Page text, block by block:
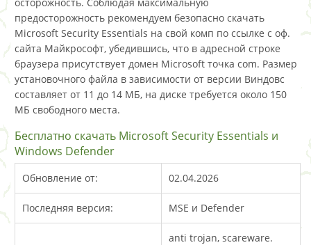
предосторожность рекомендуем безопасно скачать
Microsoft Security Essentials на свой комп по ссылке с оф.
сайта Майкрософт, убедившись, что в адресной строке
браузера присутствует домен Microsoft точка com. Размер
установочного файла в зависимости от версии Виндовс
составляет от 11 до 14 МБ, на диске требуется около 150
МБ свободного места.
Бесплатно скачать Microsoft Security Essentials и
Windows Defender
Обновление от: 02.04.2026
Последняя версия: MSE и Defender
anti trojan, scareware.